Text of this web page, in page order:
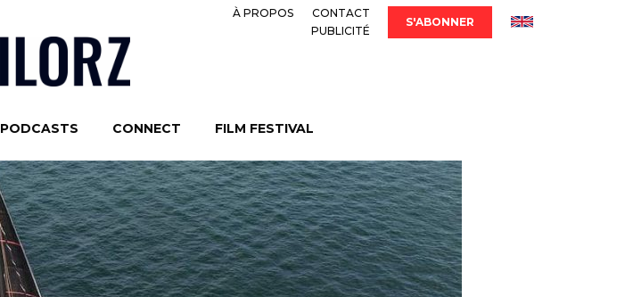
À PROPOS
CONTACT
PUBLICITÉ
S'ABONNER
PODCASTS CONNECT FILM FESTIVAL